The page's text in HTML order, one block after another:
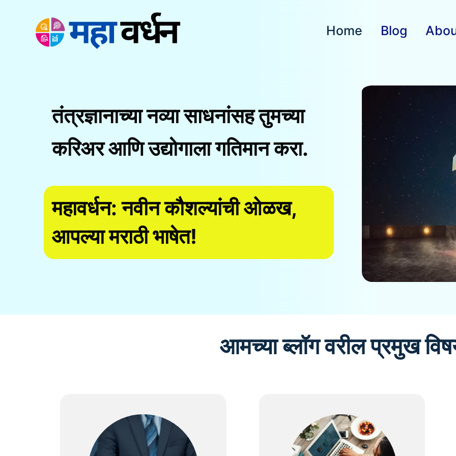
Home Blog
तंत्रज्ञानाच्या नव्या साधनांसह तुमच्या
करिअर आणि उद्योगाला गतिमान करा.
महावर्धन: नवीन कौशल्यांची ओळख,
आपल्या मराठी भाषेत!
आमच्या ब्लॉग वरील प्रमुख